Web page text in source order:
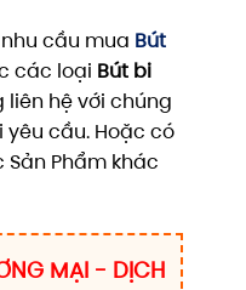
cầu mua Bút
các loại Bút bi
liên hệ với chúng
cầu. Hoặc có
Phẩm khác
MẠI - DỊCH